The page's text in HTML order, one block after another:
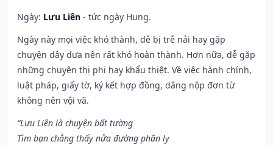
Ngày: Lưu Liên - tức ngày Hung.
Ngày này mọi việc khó thành, dễ bị trễ nải hay gặp
chuyện dây dưa nên rất khó hoàn thành. Hơn nữa, dễ gặp
những chuyện thị phi hay khẩu thiệt. Về việc hành chính,
luật pháp, giấy tờ, ký kết hợp đồng, dâng nộp đơn từ
không nên vội vã.
“Lưu Liên là chuyện bất tường
Tìm bạn chẳng thấy nửa đường phân ly